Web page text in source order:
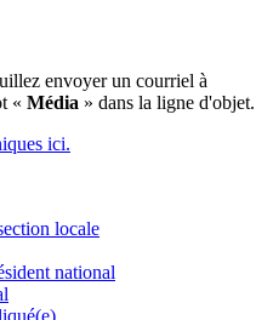
envoyer un courriel à
« Média » dans la ligne d'objet.
ici.
locale
national